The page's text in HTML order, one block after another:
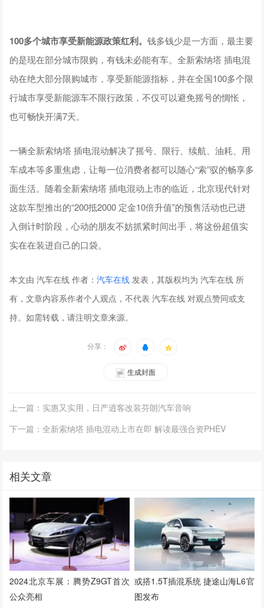
100多个城市享受新能源政策红利。钱多钱少是一方面，最主要
的是现在部分城市限购，有钱未必能有车。全新索纳塔 插电混
动在绝大部分限购城市，享受新能源指标，并在全国100多个限
行城市享受新能源车不限行政策，不仅可以避免摇号的惆怅，
也可畅快开满7天。
一辆全新索纳塔 插电混动解决了摇号、限行、续航、油耗、用
车成本等多重焦虑，让每一位消费者都可以随心“索”驭的畅享多
面生活。随着全新索纳塔 插电混动上市的临近，北京现代针对
这款车型推出的“200抵2000 定金10倍升值”的预售活动也已进
入倒计时阶段，心动的朋友不妨抓紧时间出手，将这份超值实
实在在装进自己的口袋。
本文由 汽车在线 作者：汽车在线 发表，其版权均为 汽车在线 所
有，文章内容系作者个人观点，不代表 汽车在线 对观点赞同或支
持。如需转载，请注明文章来源。
分享：
生成封面
上一篇：实惠又实用，日产逍客改装芬朗汽车音响
下一篇：全新索纳塔 插电混动上市在即 解读最强合资PHEV
相关文章
2024北京车展：腾势Z9GT首次
公众亮相
或搭1.5T插混系统 捷途山海L6官
图发布